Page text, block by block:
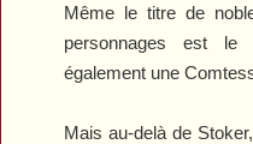
Même le titre de
personnages est
également une
Mais au-delà de